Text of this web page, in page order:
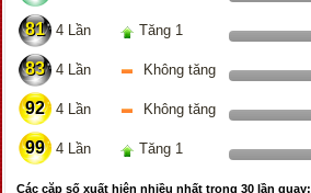
81 4 Lần Tăng 1
83 4 Lần Không tăng
92 4 Lần Không tăng
99 4 Lần Tăng 1
Các cặp số xuất hiện nhiều nhất trong 30 lần quay: